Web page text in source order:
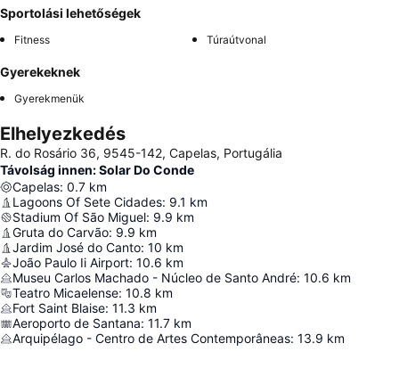
Sportolási lehetőségek
Fitness Túraútvonal
Gyerekeknek
Gyerekmenük
Elhelyezkedés
R. do Rosário 36, 9545-142, Capelas, Portugália
Távolság innen: Solar Do Conde
Capelas: 0.7 km
Lagoons Of Sete Cidades: 9.1 km
Stadium Of São Miguel: 9.9 km
Gruta do Carvão: 9.9 km
Jardim José do Canto: 10 km
João Paulo Ii Airport: 10.6 km
Museu Carlos Machado - Núcleo de Santo André: 10.6 km
Teatro Micaelense: 10.8 km
Fort Saint Blaise: 11.3 km
Aeroporto de Santana: 11.7 km
Arquipélago - Centro de Artes Contemporâneas: 13.9 km